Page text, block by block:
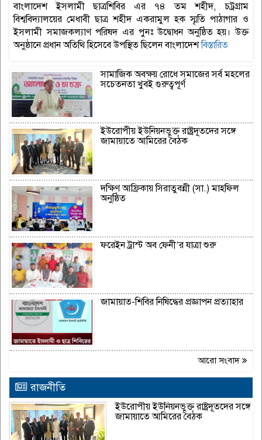
বাংলাদেশ ইসলামী ছাত্রশিবির এর ৭৪ তম শহীদ, চট্রগ্রাম
বিশ্ববিদ্যালয়ের মেধাবী ছাত্র শহীদ একরামুল হক স্মৃতি পাঠাগার ও
ইসলামী সমাজকল্যাণ পরিষদ এর পুনঃ উদ্বোধন অনুষ্ঠিত হয়। উক্ত
অনুষ্ঠানে প্রধান অতিথি হিসেবে উপস্থিত ছিলেন বাংলাদেশবিস্তারিত
সামাজিক অবক্ষয় রোধে সমাজের সর্ব মহলের
সচেতনতা খুবই গুরুত্বপূর্ণ
ইউরোপীয় ইউনিয়নভুক্ত রাষ্ট্রদূতদের সঙ্গে
জামায়াতে আমিরের বৈঠক
দক্ষিণ আফ্রিকায় সিরাতুবন্নী (সা.) মাহফিল
অনুষ্ঠিত
ফরেইন ট্রাস্ট অব ফেনী’র যাত্রা শুরু
জামায়াত-শিবির নিষিদ্ধের প্রজ্ঞাপন প্রত্যাহার
আরো সংবাদ
রাজনীতি
ইউরোপীয় ইউনিয়নভুক্ত রাষ্ট্রদূতদের সঙ্গে
জামায়াতে আমিরের বৈঠক